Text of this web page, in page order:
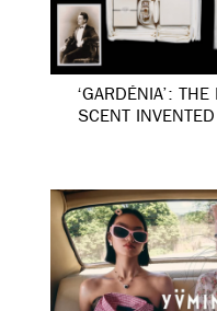
‘GARDÉNIA’:
SCENT